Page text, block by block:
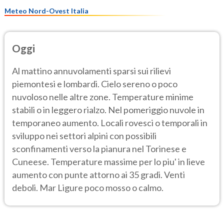
Meteo Nord-Ovest Italia
Oggi
Al mattino annuvolamenti sparsi sui rilievi
piemontesi e lombardi. Cielo sereno o poco
nuvoloso nelle altre zone. Temperature minime
stabili o in leggero rialzo. Nel pomeriggio nuvole in
temporaneo aumento. Locali rovesci o temporali in
sviluppo nei settori alpini con possibili
sconfinamenti verso la pianura nel Torinese e
Cuneese. Temperature massime per lo piu' in lieve
aumento con punte attorno ai 35 gradi. Venti
deboli. Mar Ligure poco mosso o calmo.